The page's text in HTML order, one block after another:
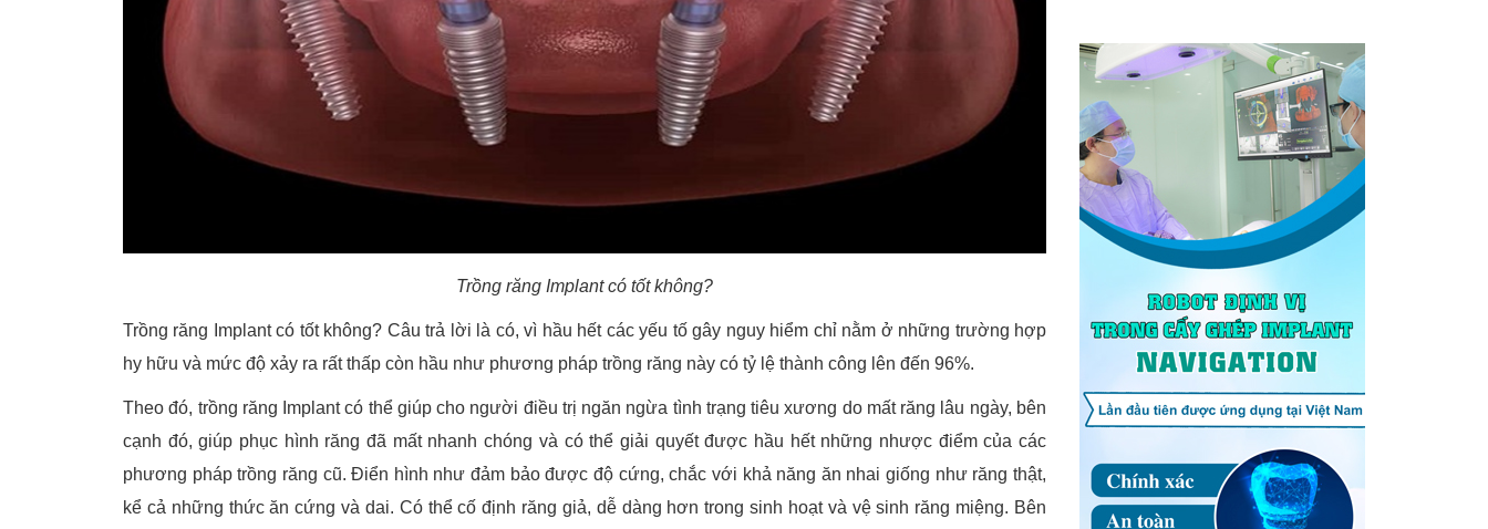
Trồng răng Implant có tốt không?
Trồng răng Implant có tốt không? Câu trả lời là có, vì hầu hết các yếu tố gây nguy hiểm chỉ nằm ở những trường hợp
hy hữu và mức độ xảy ra rất thấp còn hầu như phương pháp trồng răng này có tỷ lệ thành công lên đến 96%.
Theo đó, trồng răng Implant có thể giúp cho người điều trị ngăn ngừa tình trạng tiêu xương do mất răng lâu ngày, bên
cạnh đó, giúp phục hình răng đã mất nhanh chóng và có thể giải quyết được hầu hết những nhược điểm của các
phương pháp trồng răng cũ. Điển hình như đảm bảo được độ cứng, chắc với khả năng ăn nhai giống như răng thật,
kể cả những thức ăn cứng và dai. Có thể cố định răng giả, dễ dàng hơn trong sinh hoạt và vệ sinh răng miệng. Bên